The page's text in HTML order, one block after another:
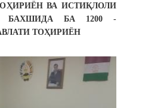
ҲИРИЁН ВА ИСТИҚЛОЛИ
БАХШИДА БА 1200 -
ТОҲИРИЁН